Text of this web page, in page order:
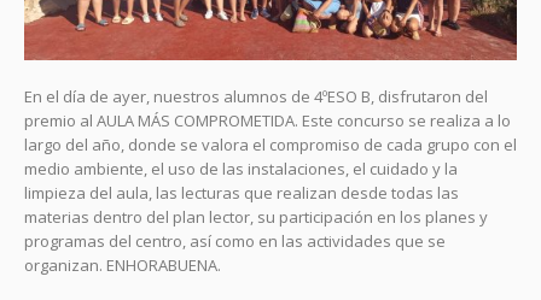
En el día de ayer, nuestros alumnos de 4ºESO B, disfrutaron del
premio al AULA MÁS COMPROMETIDA. Este concurso se realiza a lo
largo del año, donde se valora el compromiso de cada grupo con el
medio ambiente, el uso de las instalaciones, el cuidado y la
limpieza del aula, las lecturas que realizan desde todas las
materias dentro del plan lector, su participación en los planes y
programas del centro, así como en las actividades que se
organizan. ENHORABUENA.